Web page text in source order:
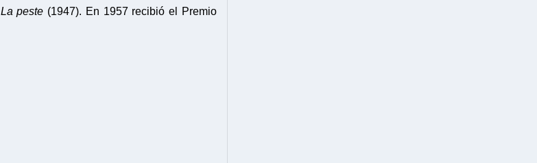
La peste (1947). En 1957 recibió el Premio